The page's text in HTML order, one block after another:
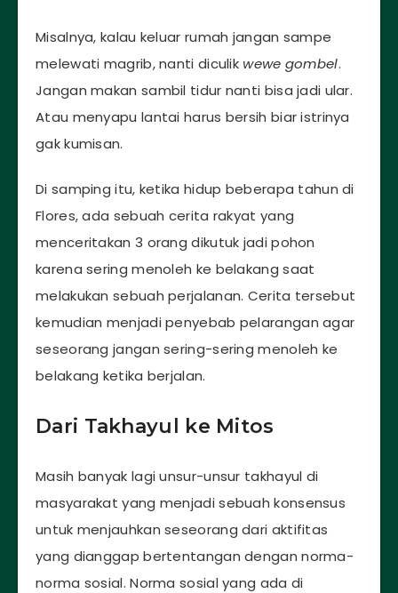
Misalnya, kalau keluar rumah jangan sampe
melewati magrib, nanti diculik wewe gombel.
Jangan makan sambil tidur nanti bisa jadi ular.
Atau menyapu lantai harus bersih biar istrinya
gak kumisan.
Di samping itu, ketika hidup beberapa tahun di
Flores, ada sebuah cerita rakyat yang
menceritakan 3 orang dikutuk jadi pohon
karena sering menoleh ke belakang saat
melakukan sebuah perjalanan. Cerita tersebut
kemudian menjadi penyebab pelarangan agar
seseorang jangan sering-sering menoleh ke
belakang ketika berjalan.
Dari Takhayul ke Mitos
Masih banyak lagi unsur-unsur takhayul di
masyarakat yang menjadi sebuah konsensus
untuk menjauhkan seseorang dari aktifitas
yang dianggap bertentangan dengan norma-
norma sosial. Norma sosial yang ada di